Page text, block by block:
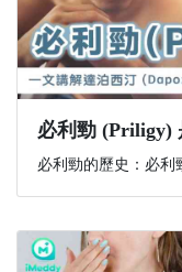
必利勁的歷史：必利